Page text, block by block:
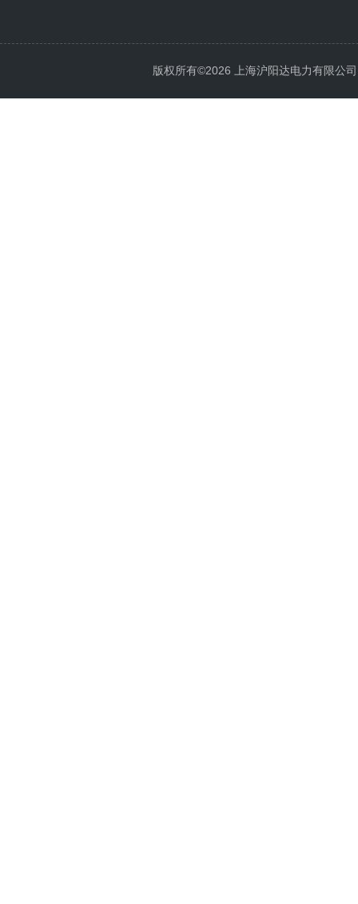
版权所有©2026 上海沪阳达电力有限公